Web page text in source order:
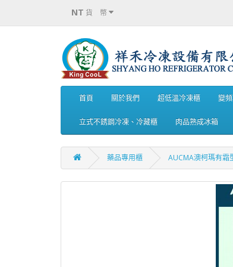
NT 貨 幣
首頁 關於我們 超低溫冷凍櫃 變
立式不銹鋼冷凍、冷藏櫃 肉品熟成冰箱
藥品專用櫃 AUCMA澳柯瑪有霜